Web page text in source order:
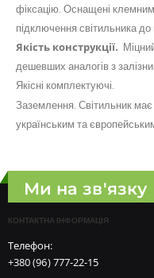
фіксацію. Оснащені
підключення світильника
Якість конструкції.
дешевших аналогів з
Якісні комплектуючі.
Заземлення. Світильник
українським та
Ми на зв'язку
КОНТАКТНА ІНФОРМАЦІЯ
Телефон:
+380 (96) 777-22-15